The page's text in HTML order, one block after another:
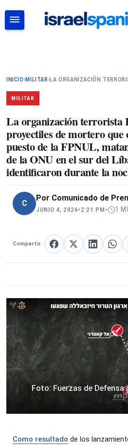
INICIO›MILITAR›LA ORGANIZACIÓN
MILITAR
La organización terrorista
proyectiles de mortero que
puesto de la FPNUL,
de la ONU en el sur del
identificaron durante la
C
Por Comunicado de
JUNIO 4, 2026• 2:21 PM • 1
Compartir Compartir en Facebook
Compartir en X
Compartir en
Foto: Fuerzas de Defensa
Como resultado de los